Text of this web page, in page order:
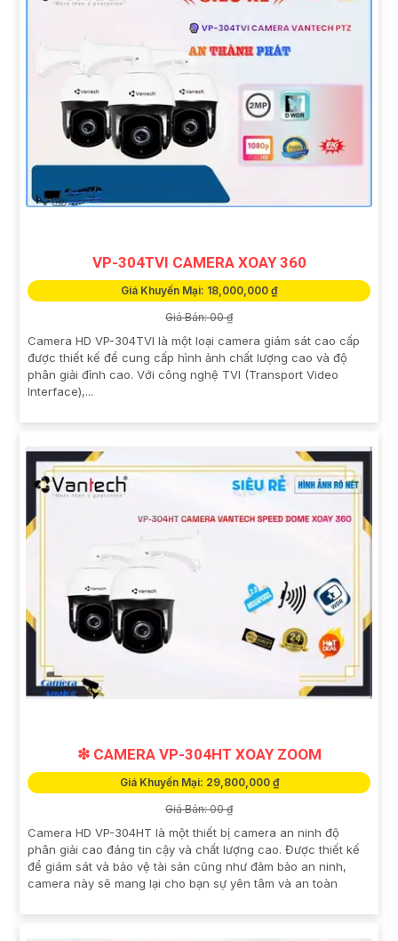
VP-304TVI CAMERA XOAY 360
Giá Khuyến Mại: 18,000,000 ₫
Giá Bán: 00 ₫
Camera HD VP-304TVI là một loại camera giám sát cao cấp
được thiết kế để cung cấp hình ảnh chất lượng cao và độ
phân giải đỉnh cao. Với công nghệ TVI (Transport Video
Interface),...
❇ CAMERA VP-304HT XOAY ZOOM
Giá Khuyến Mại: 29,800,000 ₫
Giá Bán: 00 ₫
Camera HD VP-304HT là một thiết bị camera an ninh độ
phân giải cao đáng tin cậy và chất lượng cao. Được thiết kế
để giám sát và bảo vệ tài sản cũng như đảm bảo an ninh,
camera này sẽ mang lại cho bạn sự yên tâm và an toàn